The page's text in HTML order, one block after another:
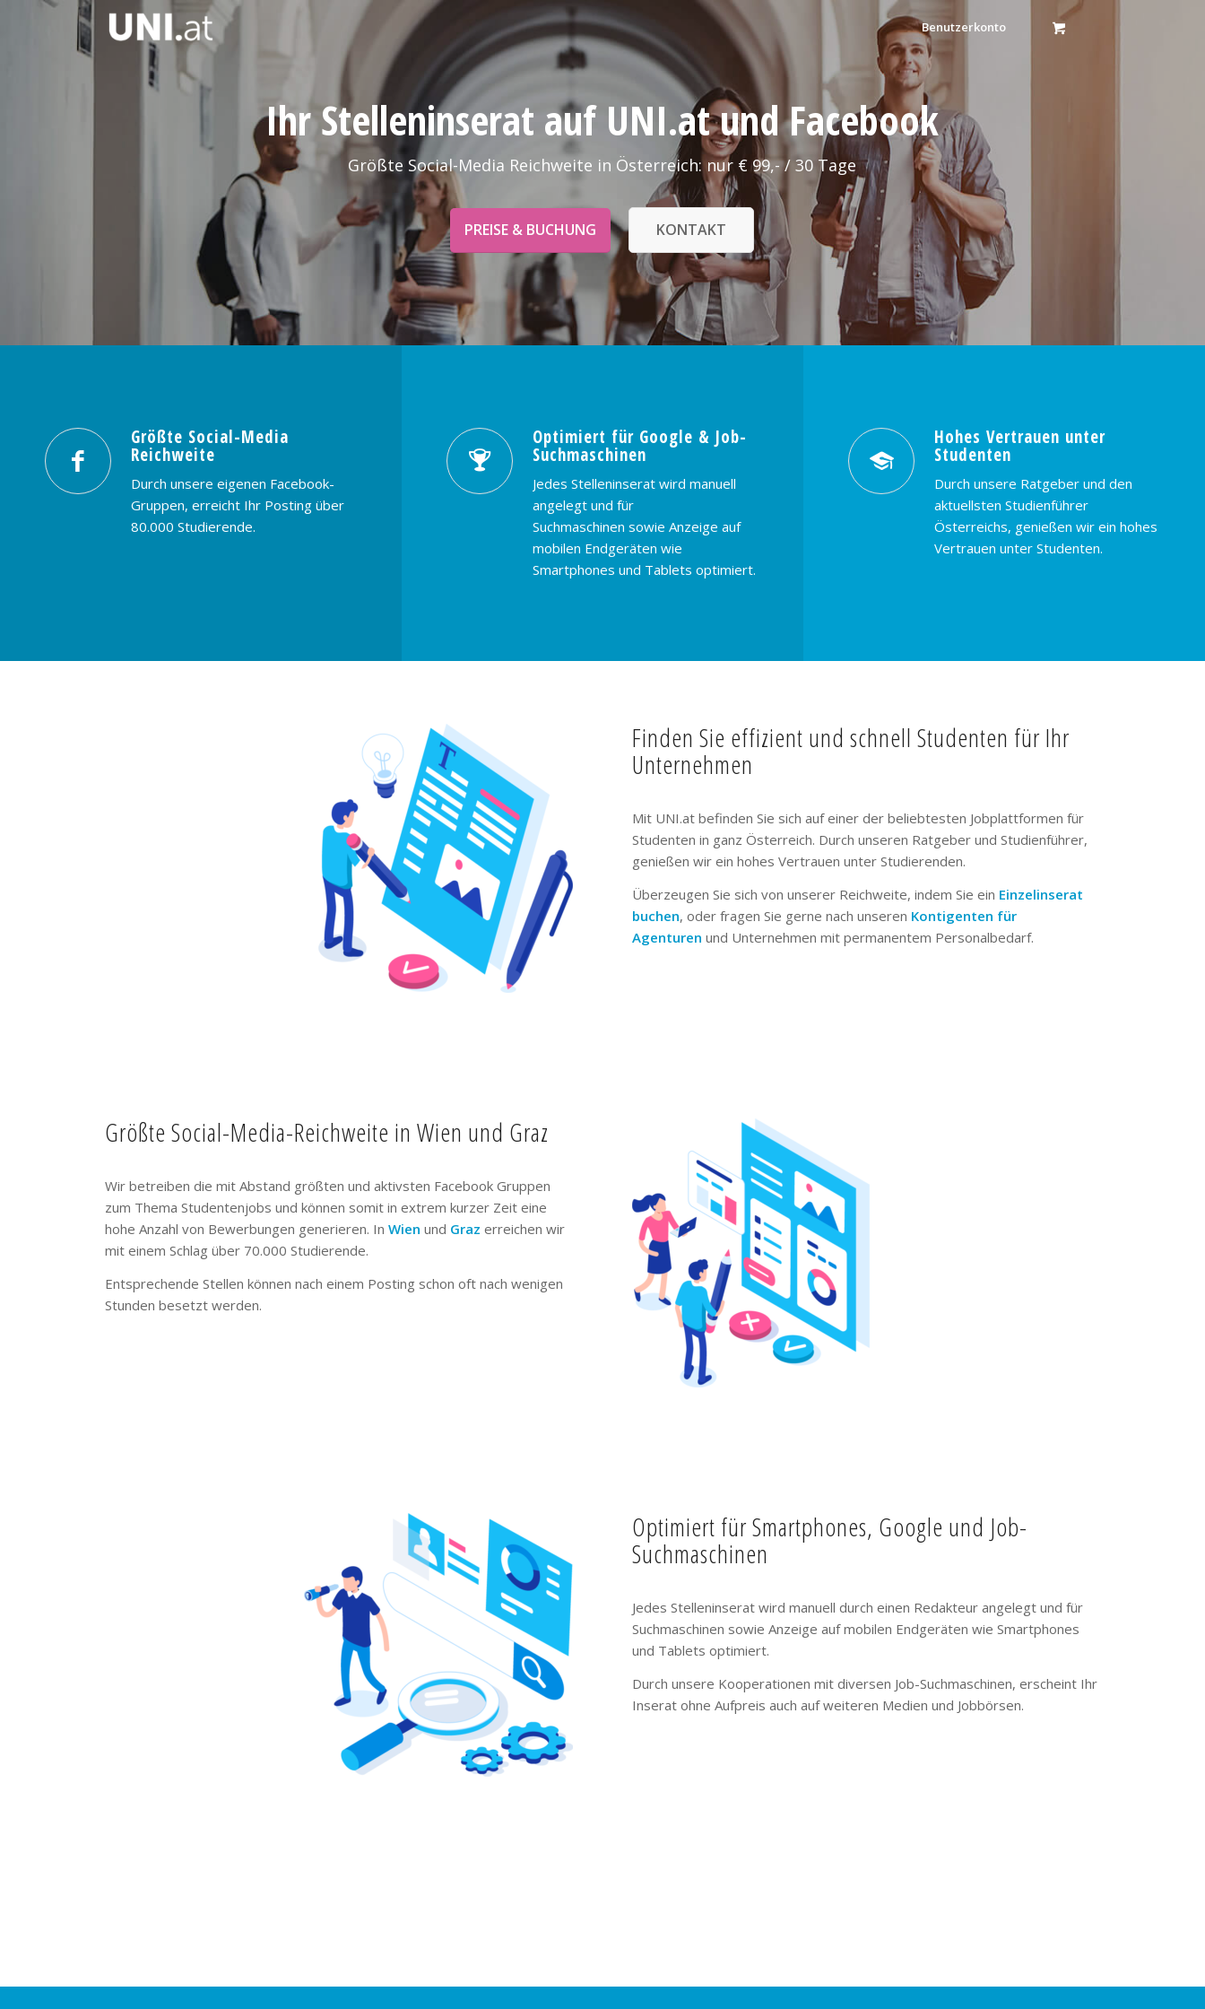
Benutzerkonto
Ihr Stelleninserat auf UNI.at und Facebook
Größte Social-Media Reichweite in Österreich: nur € 99,- / 30 Tage
PREISE & BUCHUNG KONTAKT
Größte Social-Media
Reichweite
Durch unsere eigenen Facebook-
Gruppen, erreicht Ihr Posting über
80.000 Studierende.
Optimiert für Google & Job-
Suchmaschinen
Jedes Stelleninserat wird manuell
angelegt und für
Suchmaschinen sowie Anzeige auf
mobilen Endgeräten wie
Smartphones und Tablets optimiert.
Hohes Vertrauen unter
Studenten
Durch unsere Ratgeber und den
aktuellsten Studienführer
Österreichs, genießen wir ein hohes
Vertrauen unter Studenten.
Finden Sie effizient und schnell Studenten für Ihr
Unternehmen
Mit UNI.at befinden Sie sich auf einer der beliebtesten Jobplattformen für
Studenten in ganz Österreich. Durch unseren Ratgeber und Studienführer,
genießen wir ein hohes Vertrauen unter Studierenden.
Überzeugen Sie sich von unserer Reichweite, indem Sie ein Einzelinserat
buchen, oder fragen Sie gerne nach unseren Kontigenten für
Agenturen und Unternehmen mit permanentem Personalbedarf.
Größte Social-Media-Reichweite in Wien und Graz
Wir betreiben die mit Abstand größten und aktivsten Facebook Gruppen
zum Thema Studentenjobs und können somit in extrem kurzer Zeit eine
hohe Anzahl von Bewerbungen generieren. InWien und Graz erreichen wir
mit einem Schlag über 70.000 Studierende.
Entsprechende Stellen können nach einem Posting schon oft nach wenigen
Stunden besetzt werden.
Optimiert für Smartphones, Google und Job-
Suchmaschinen
Jedes Stelleninserat wird manuell durch einen Redakteur angelegt und für
Suchmaschinen sowie Anzeige auf mobilen Endgeräten wie Smartphones
und Tablets optimiert.
Durch unsere Kooperationen mit diversen Job-Suchmaschinen, erscheint Ihr
Inserat ohne Aufpreis auch auf weiteren Medien und Jobbörsen.